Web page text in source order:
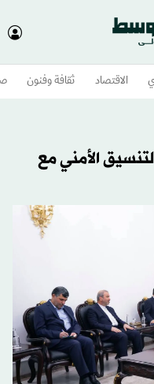
الاقتصاد ثقافة وفنون
الأمني مع